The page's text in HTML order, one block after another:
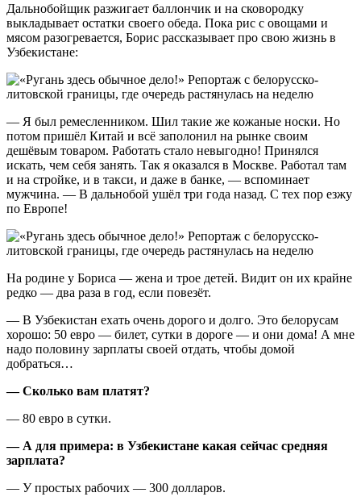
Дальнобойщик разжигает баллончик и на сковородку
выкладывает остатки своего обеда. Пока рис с овощами и
мясом разогревается, Борис рассказывает про свою жизнь в
Узбекистане:
— Я был ремесленником. Шил такие же кожаные носки. Но
потом пришёл Китай и всё заполонил на рынке своим
дешёвым товаром. Работать стало невыгодно! Принялся
искать, чем себя занять. Так я оказался в Москве. Работал там
и на стройке, и в такси, и даже в банке, — вспоминает
мужчина. — В дальнобой ушёл три года назад. С тех пор езжу
по Европе!
На родине у Бориса — жена и трое детей. Видит он их крайне
редко — два раза в год, если повезёт.
— В Узбекистан ехать очень дорого и долго. Это белорусам
хорошо: 50 евро — билет, сутки в дороге — и они дома! А мне
надо половину зарплаты своей отдать, чтобы домой
добраться…
— Сколько вам платят?
— 80 евро в сутки.
— А для примера: в Узбекистане какая сейчас средняя
зарплата?
— У простых рабочих — 300 долларов.